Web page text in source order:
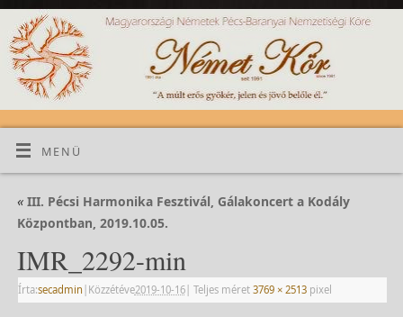
MENÜ
«III. Pécsi Harmonika Fesztivál, Gálakoncert a Kodály
Központban, 2019.10.05.
IMR_2292-min
Írta:secadmin | Közzétéve2019-10-16| Teljes méret 3769 × 2513pixel